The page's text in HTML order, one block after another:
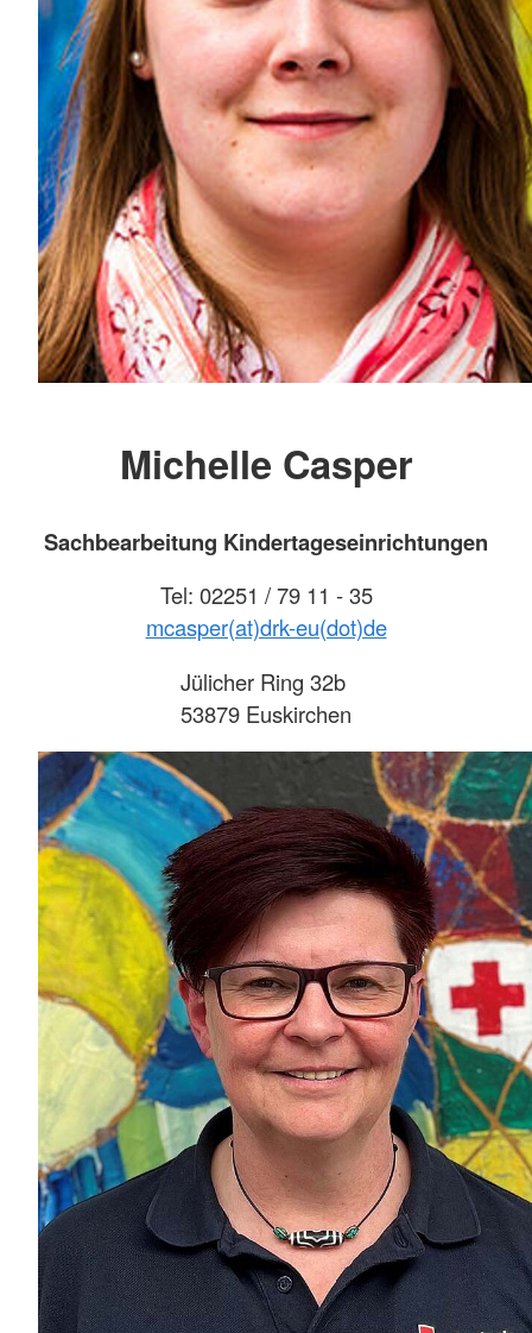
Michelle Casper
Sachbearbeitung Kindertageseinrichtungen
Tel: 02251 / 79 11 - 35
mcasper(at)drk-eu(dot)de
Jülicher Ring 32b
53879 Euskirchen